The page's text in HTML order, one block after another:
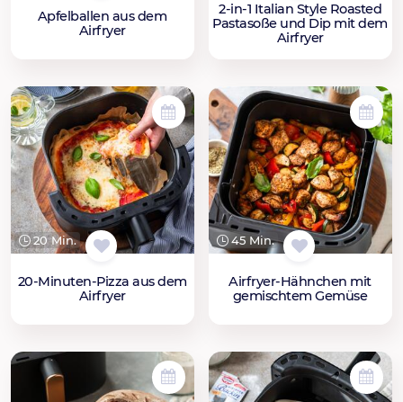
Apfelballen aus dem
Airfryer
2-in-1 Italian Style Roasted
Pastasoße und Dip mit dem
Airfryer
20 Min.
20-Minuten-Pizza aus dem
Airfryer
45 Min.
Airfryer-Hähnchen mit
gemischtem Gemüse